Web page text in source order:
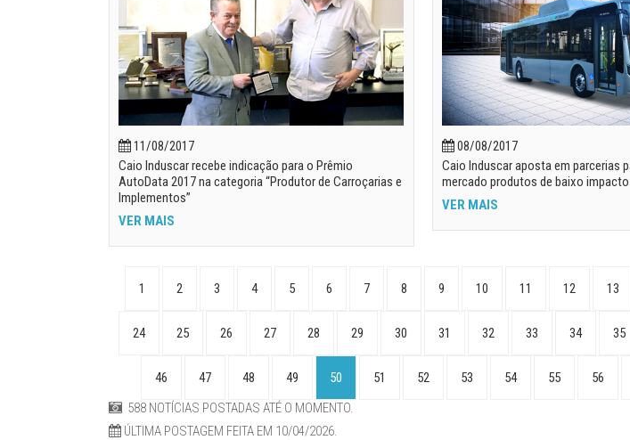
11/08/2017
Caio Induscar recebe indicação para o Prêmio
AutoData 2017 na categoria “Produtor de Carroçarias e
Implementos”
VER MAIS
08/08/2017
Caio Induscar aposta em parcerias
mercado produtos de baixo
VER MAIS
1 2 3 4 5 6 7 8 9 10 11 12 13
24 25 26 27 28 29 30 31 32 33 34 35
46 47 48 49 50 51 52 53 54 55 56
588 NOTÍCIAS POSTADAS ATÉ O MOMENTO.
ÚLTIMA POSTAGEM FEITA EM 10/04/2026.